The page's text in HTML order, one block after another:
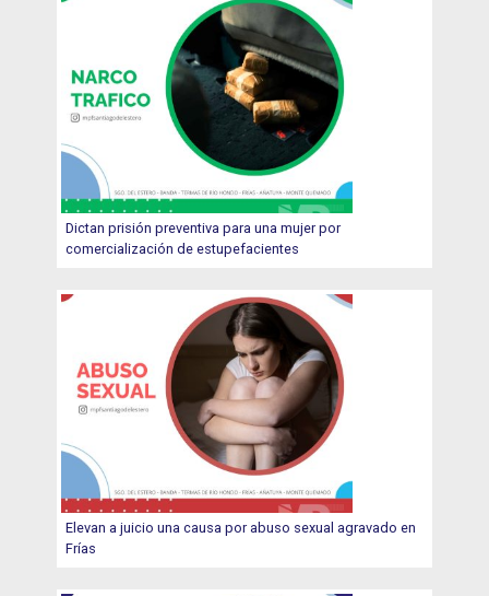
Dictan prisión preventiva para una mujer por
comercialización de estupefacientes
Elevan a juicio una causa por abuso sexual agravado en
Frías